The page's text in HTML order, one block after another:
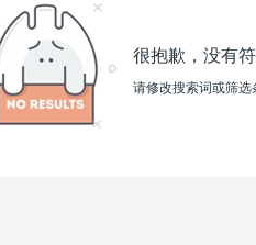
很抱歉，没有
请修改搜索词或筛选